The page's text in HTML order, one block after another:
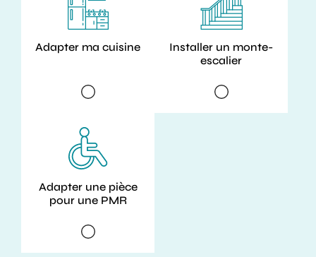
Adapter ma cuisine
Installer un monte-
escalier
Adapter une pièce
pour une PMR